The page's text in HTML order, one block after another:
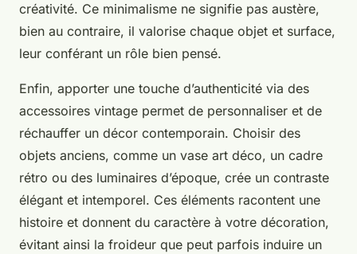
créativité. Ce minimalisme ne signifie pas austère,
bien au contraire, il valorise chaque objet et surface,
leur conférant un rôle bien pensé.
Enfin, apporter une touche d’authenticité via des
accessoires vintage permet de personnaliser et de
réchauffer un décor contemporain. Choisir des
objets anciens, comme un vase art déco, un cadre
rétro ou des luminaires d’époque, crée un contraste
élégant et intemporel. Ces éléments racontent une
histoire et donnent du caractère à votre décoration,
évitant ainsi la froideur que peut parfois induire un